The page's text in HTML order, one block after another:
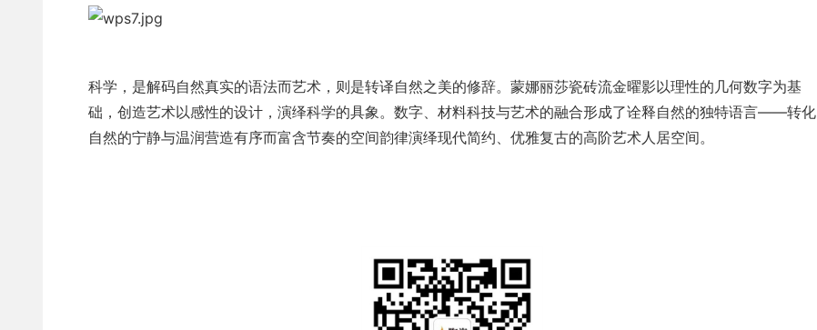
科学，是解码自然真实的语法而艺术，则是转译自然之美的修辞。蒙娜丽莎瓷砖流金曜影以理性的几何数字为基
础，创造艺术以感性的设计，演绎科学的具象。数字、材料科技与艺术的融合形成了诠释自然的独特语言——转化
自然的宁静与温润营造有序而富含节奏的空间韵律演绎现代简约、优雅复古的高阶艺术人居空间。